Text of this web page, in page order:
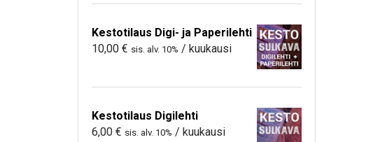
Kestotilaus Digi- ja Paperilehti
10,00 € sis. alv. 10% / kuukausi
Kestotilaus Digilehti
6,00 € sis. alv. 10% / kuukausi